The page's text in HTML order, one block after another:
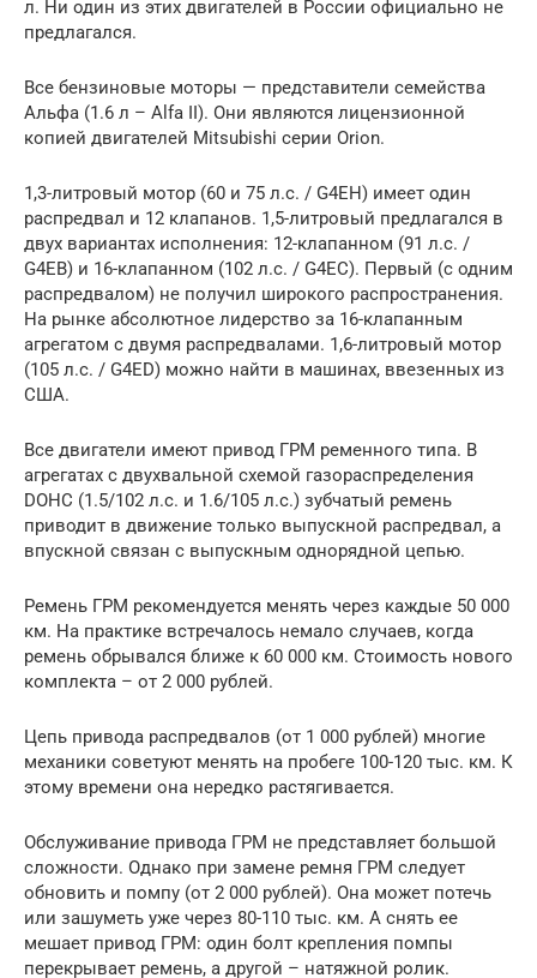
л. Ни один из этих двигателей в России официально не
предлагался.
Все бензиновые моторы — представители семейства
Альфа (1.6 л – Alfa II). Они являются лицензионной
копией двигателей Mitsubishi серии Orion.
1,3-литровый мотор (60 и 75 л.с. / G4EH) имеет один
распредвал и 12 клапанов. 1,5-литровый предлагался в
двух вариантах исполнения: 12-клапанном (91 л.с. /
G4EB) и 16-клапанном (102 л.с. / G4EC). Первый (с одним
распредвалом) не получил широкого распространения.
На рынке абсолютное лидерство за 16-клапанным
агрегатом с двумя распредвалами. 1,6-литровый мотор
(105 л.с. / G4ED) можно найти в машинах, ввезенных из
США.
Все двигатели имеют привод ГРМ ременного типа. В
агрегатах с двухвальной схемой газораспределения
DOHC (1.5/102 л.с. и 1.6/105 л.с.) зубчатый ремень
приводит в движение только выпускной распредвал, а
впускной связан с выпускным однорядной цепью.
Ремень ГРМ рекомендуется менять через каждые 50 000
км. На практике встречалось немало случаев, когда
ремень обрывался ближе к 60 000 км. Стоимость нового
комплекта – от 2 000 рублей.
Цепь привода распредвалов (от 1 000 рублей) многие
механики советуют менять на пробеге 100-120 тыс. км. К
этому времени она нередко растягивается.
Обслуживание привода ГРМ не представляет большой
сложности. Однако при замене ремня ГРМ следует
обновить и помпу (от 2 000 рублей). Она может потечь
или зашуметь уже через 80-110 тыс. км. А снять ее
мешает привод ГРМ: один болт крепления помпы
перекрывает ремень, а другой – натяжной ролик.